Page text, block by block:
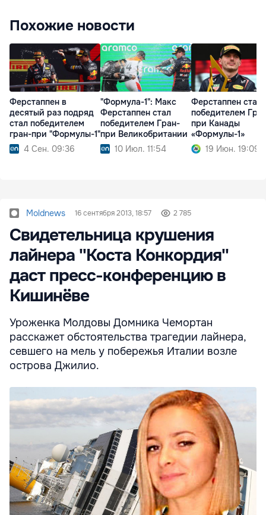
Похожие новости
Ферстаппен в
десятый раз подряд
стал победителем
гран-при "Формулы-1"
4 Сен. 09:36
"Формула-1": Макс
Ферстаппен стал
победителем Гран-
при Великобритании
10 Июл. 11:54
Ферстаппен стал
победителем
при Канады
«Формулы-1»
19 Июн. 19:09
Moldnews 16 сентября 2013, 18:57 2 785
Свидетельница крушения
лайнера ''Коста Конкордия''
даст пресс-конференцию в
Кишинёве
Уроженка Молдовы Домника Чемортан
расскажет обстоятельства трагедии лайнера,
севшего на мель у побережья Италии возле
острова Джилио.